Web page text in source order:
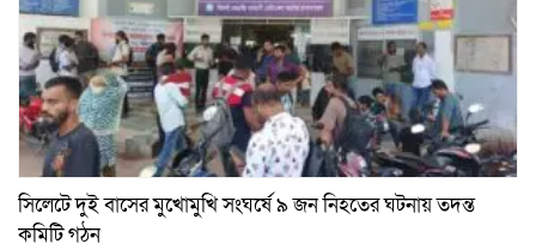
সিলেটে দুই বাসের মুখোমুখি সংঘর্ষে ৯ জন নিহতের ঘটনায় তদন্ত
কমিটি গঠন